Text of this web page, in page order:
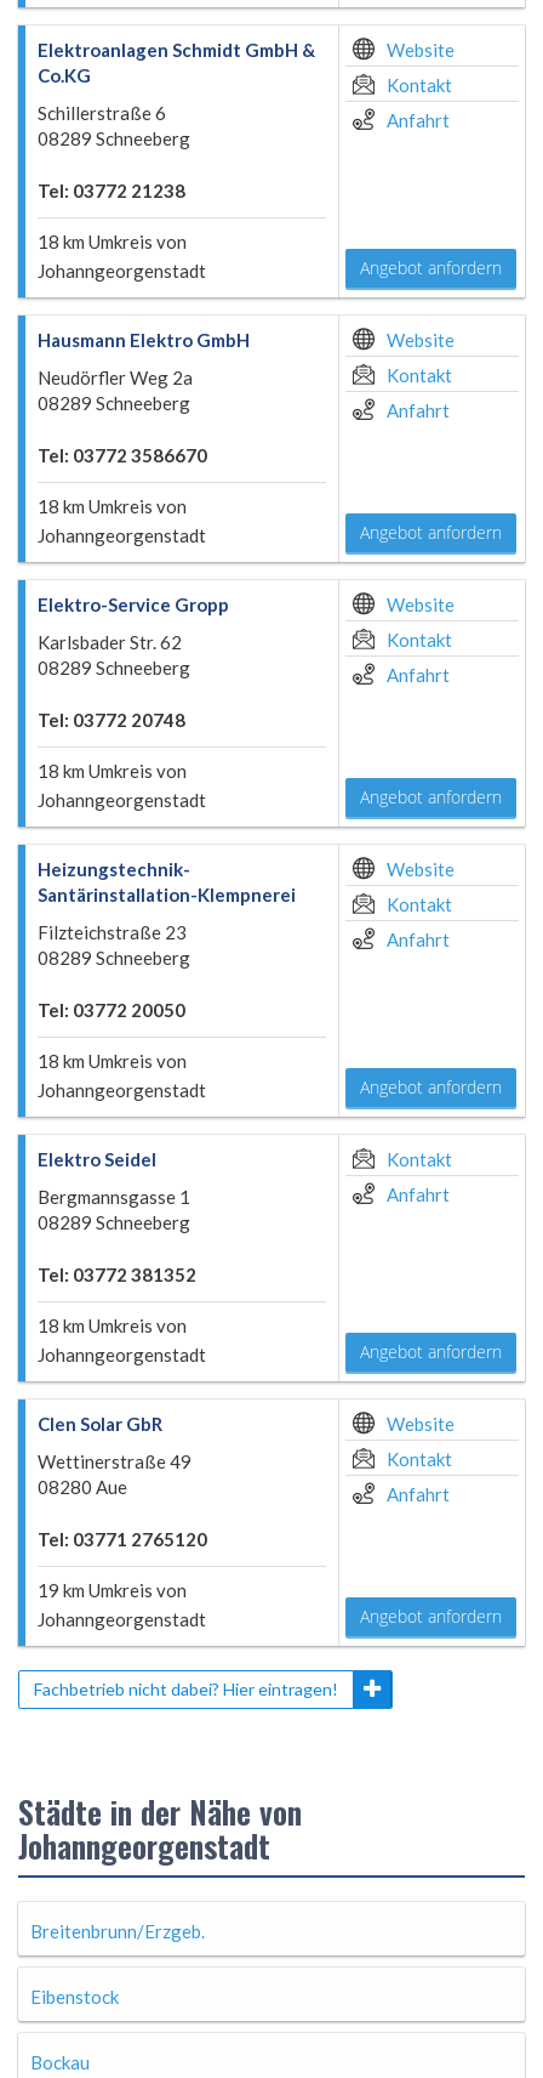
Elektroanlagen Schmidt GmbH &
Co.KG
Schillerstraße 6
08289 Schneeberg
Tel: 03772 21238
18 km Umkreis von
Johanngeorgenstadt
Website
Kontakt
Anfahrt
Angebot anfordern
Hausmann Elektro GmbH
Neudörfler Weg 2a
08289 Schneeberg
Tel: 03772 3586670
18 km Umkreis von
Johanngeorgenstadt
Website
Kontakt
Anfahrt
Angebot anfordern
Elektro-Service Gropp
Karlsbader Str. 62
08289 Schneeberg
Tel: 03772 20748
18 km Umkreis von
Johanngeorgenstadt
Website
Kontakt
Anfahrt
Angebot anfordern
Heizungstechnik-
Santärinstallation-Klempnerei
Filzteichstraße 23
08289 Schneeberg
Tel: 03772 20050
18 km Umkreis von
Johanngeorgenstadt
Website
Kontakt
Anfahrt
Angebot anfordern
Elektro Seidel
Bergmannsgasse 1
08289 Schneeberg
Tel: 03772 381352
18 km Umkreis von
Johanngeorgenstadt
Kontakt
Anfahrt
Angebot anfordern
Clen Solar GbR
Wettinerstraße 49
08280 Aue
Tel: 03771 2765120
19 km Umkreis von
Johanngeorgenstadt
Website
Kontakt
Anfahrt
Angebot anfordern
Fachbetrieb nicht dabei? Hier eintragen!
Städte in der Nähe von
Johanngeorgenstadt
Breitenbrunn/Erzgeb.
Eibenstock
Bockau